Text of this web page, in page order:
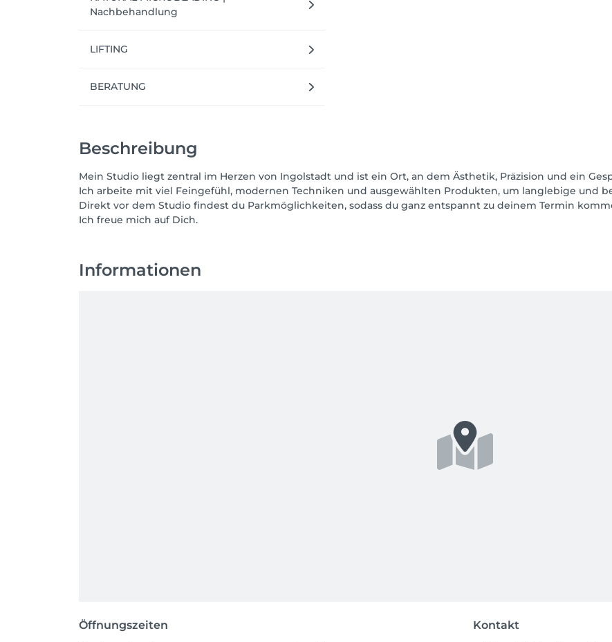
DM oder Mail an hello@barebrowsclub.de für Wunschtermin ✉️
Bis zu 7 Tage vorher kannst du kostenfrei stornieren, und ich erstatte dir deine Anzahlung voll zurück.
Ab 48 Stunden vor dem Termin oder bei Nichterscheinen stelle ich den vollen Behandlungspreis (100
Nachbehandlung
LIFTING
BERATUNG
Beschreibung
Mein Studio liegt zentral im Herzen von Ingolstadt und ist ein Ort, an dem Ästhetik, Präzision und ein
Ich arbeite mit viel Feingefühl, modernen Techniken und ausgewählten Produkten, um langlebige und
Direkt vor dem Studio findest du Parkmöglichkeiten, sodass du ganz entspannt zu deinem Termin
Ich freue mich auf Dich.
Informationen
Öffnungszeiten Kontakt